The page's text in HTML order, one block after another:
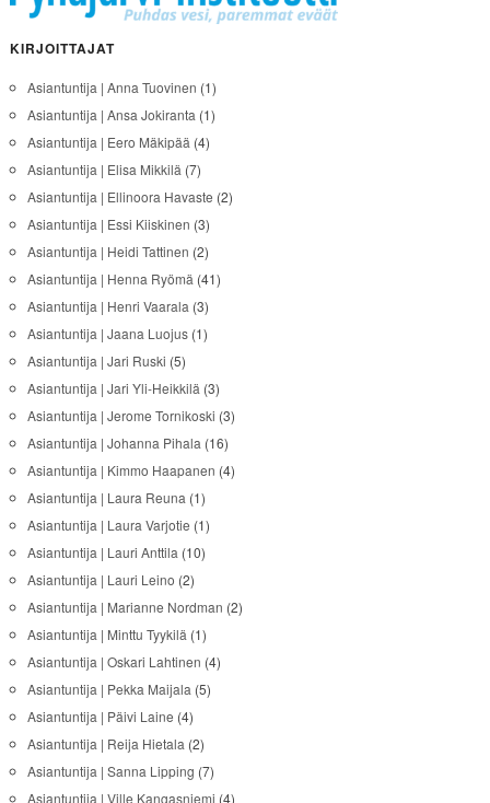
KIRJOITTAJAT
Asiantuntija | Anna Tuovinen (1)
Asiantuntija | Ansa Jokiranta (1)
Asiantuntija | Eero Mäkipää (4)
Asiantuntija | Elisa Mikkilä (7)
Asiantuntija | Ellinoora Havaste (2)
Asiantuntija | Essi Kiiskinen (3)
Asiantuntija | Heidi Tattinen (2)
Asiantuntija | Henna Ryömä (41)
Asiantuntija | Henri Vaarala (3)
Asiantuntija | Jaana Luojus(1)
Asiantuntija | Jari Ruski (5)
Asiantuntija | Jari Yli-Heikkilä (3)
Asiantuntija | Jerome Tornikoski (3)
Asiantuntija | Johanna Pihala (16)
Asiantuntija | Kimmo Haapanen (4)
Asiantuntija | Laura Reuna (1)
Asiantuntija | Laura Varjotie (1)
Asiantuntija | Lauri Anttila (10)
Asiantuntija | Lauri Leino (2)
Asiantuntija | Marianne Nordman (2)
Asiantuntija | Minttu Tyykilä (1)
Asiantuntija | Oskari Lahtinen (4)
Asiantuntija | Pekka Maijala (5)
Asiantuntija | Päivi Laine (4)
Asiantuntija | Reija Hietala (2)
Asiantuntija | Sanna Lipping (7)
Asiantuntija | Ville Kangasniemi (4)